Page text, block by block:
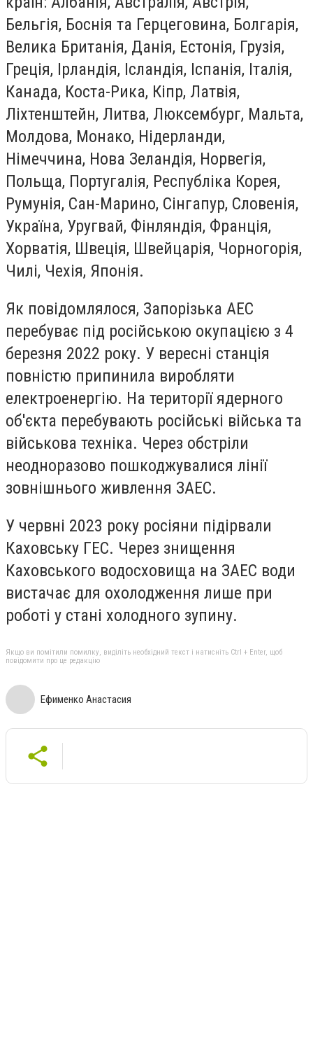
Бельгія, Боснія та Герцеговина, Болгарія,
Велика Британія, Данія, Естонія, Грузія,
Греція, Ірландія, Ісландія, Іспанія, Італія,
Канада, Коста-Рика, Кіпр, Латвія,
Ліхтенштейн, Литва, Люксембург, Мальта,
Молдова, Монако, Нідерланди,
Німеччина, Нова Зеландія, Норвегія,
Польща, Португалія, Республіка Корея,
Румунія, Сан-Марино, Сінгапур, Словенія,
Україна, Уругвай, Фінляндія, Франція,
Хорватія, Швеція, Швейцарія, Чорногорія,
Чилі, Чехія, Японія.
Як повідомлялося, Запорізька АЕС
перебуває під російською окупацією з 4
березня 2022 року. У вересні станція
повністю припинила виробляти
електроенергію. На території ядерного
об'єкта перебувають російські війська та
військова техніка. Через обстріли
неодноразово пошкоджувалися лінії
зовнішнього живлення ЗАЕС.
У червні 2023 року росіяни підірвали
Каховську ГЕС. Через знищення
Каховського водосховища на ЗАЕС води
вистачає для охолодження лише при
роботі у стані холодного зупину.
Якщо ви помітили помилку, виділіть необхідний текст і натисніть Ctrl + Enter, щоб
повідомити про це редакцію
Ефименко Анастасия